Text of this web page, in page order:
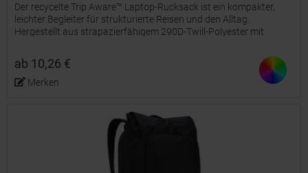
Der recycelte Trip Aware™ Laptop-Rucksack ist ein kompakter,
leichter Begleiter für strukturierte Reisen und den Alltag.
Hergestellt aus strapazierfähigem 290D-Twill-Polyester mit
ab 10,26 €
Merken